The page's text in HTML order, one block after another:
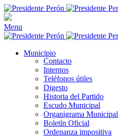
Menu
Municipio
Contacto
Internos
Teléfonos útiles
Digesto
Historia del Partido
Escudo Municipal
Organigrama Municipal
Boletín Oficial
Ordenanza impositiva